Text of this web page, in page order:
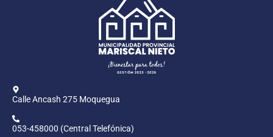
Calle Ancash 275 Moquegua
053-458000 (Central Telefónica)